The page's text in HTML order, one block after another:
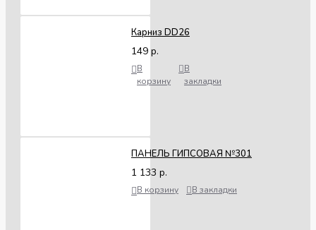
Карниз DD26
149 р.
В
корзину
В
закладки
ПАНЕЛЬ ГИПСОВАЯ №301
1 133 р.
В корзину В закладки